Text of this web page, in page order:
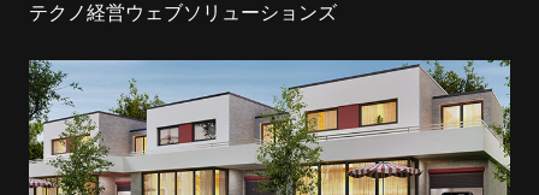
テクノ経営ウェブソリューションズ